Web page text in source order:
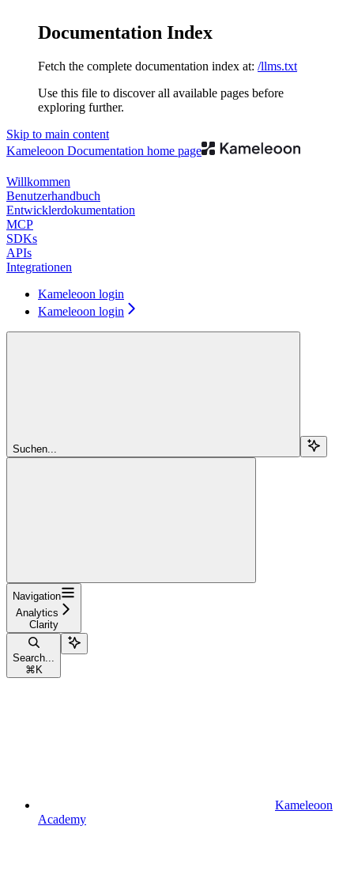
Documentation Index
Fetch the complete documentation index at: /llms.txt
Use this file to discover all available pages before
exploring further.
Skip to main content
Kameleoon Documentation home page
Willkommen
Benutzerhandbuch
Entwicklerdokumentation
MCP
SDKs
APIs
Integrationen
Kameleoon login
Kameleoon login
Suchen...
Navigation
Analytics
Clarity
Search...
⌘ K
Kameleoon
Academy